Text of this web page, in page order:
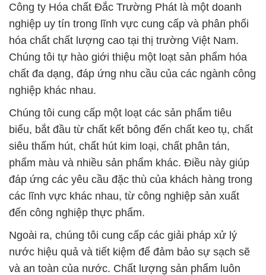
Công ty Hóa chất Đắc Trường Phát là một doanh
nghiệp uy tín trong lĩnh vực cung cấp và phân phối
hóa chất chất lượng cao tại thị trường Việt Nam.
Chúng tôi tự hào giới thiệu một loạt sản phẩm hóa
chất đa dạng, đáp ứng nhu cầu của các ngành công
nghiệp khác nhau.
Chúng tôi cung cấp một loạt các sản phẩm tiêu
biểu, bắt đầu từ chất kết bông đến chất keo tụ, chất
siêu thấm hút, chất hút kim loại, chất phân tán,
phẩm màu và nhiều sản phẩm khác. Điều này giúp
đáp ứng các yêu cầu đặc thù của khách hàng trong
các lĩnh vực khác nhau, từ công nghiệp sản xuất
đến công nghiệp thực phẩm.
Ngoài ra, chúng tôi cung cấp các giải pháp xử lý
nước hiệu quả và tiết kiệm để đảm bảo sự sạch sẽ
và an toàn của nước. Chất lượng sản phẩm luôn